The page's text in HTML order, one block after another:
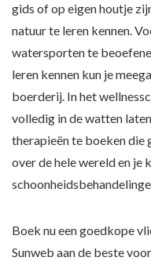
gids of op eigen houtje
natuur te leren kennen.
watersporten te
leren kennen kun je
boerderij. In het
volledig in de watten
therapieën te boeken die
over de hele wereld en je
Boek nu een goedkope
Sunweb aan de beste